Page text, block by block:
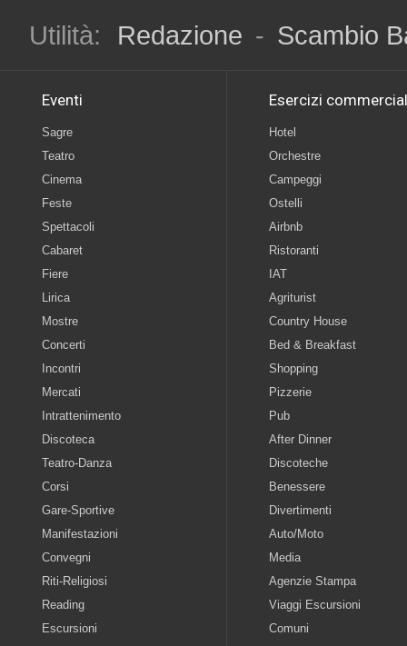
Utilità:
Redazione - Scambio
Eventi
Sagre
Teatro
Cinema
Feste
Spettacoli
Cabaret
Fiere
Lirica
Mostre
Concerti
Incontri
Mercati
Intrattenimento
Discoteca
Teatro-Danza
Corsi
Gare-Sportive
Manifestazioni
Convegni
Riti-Religiosi
Reading
Escursioni
Esercizi
Hotel
Orchestre
Campeggi
Ostelli
Airbnb
Ristoranti
IAT
Agriturist
Country House
Bed & Breakfast
Shopping
Pizzerie
Pub
After Dinner
Discoteche
Benessere
Divertimenti
Auto/Moto
Media
Agenzie Stampa
Viaggi Escursioni
Comuni